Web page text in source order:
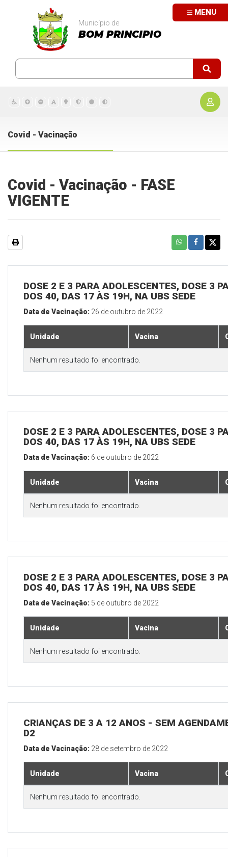
MENU
Município de
BOM PRINCIPIO
Covid - Vacinação
Covid - Vacinação - FASE
VIGENTE
DOSE 2 E 3 PARA ADOLESCENTES, DOSE 3
DOS 40, DAS 17 ÀS 19H, NA UBS SEDE
Data de Vacinação: 26 de outubro de 2022
Unidade Vacina
Nenhum resultado foi encontrado.
DOSE 2 E 3 PARA ADOLESCENTES, DOSE 3
DOS 40, DAS 17 ÀS 19H, NA UBS SEDE
Data de Vacinação: 6 de outubro de 2022
Unidade Vacina
Nenhum resultado foi encontrado.
DOSE 2 E 3 PARA ADOLESCENTES, DOSE 3
DOS 40, DAS 17 ÀS 19H, NA UBS SEDE
Data de Vacinação: 5 de outubro de 2022
Unidade Vacina
Nenhum resultado foi encontrado.
CRIANÇAS DE 3 A 12 ANOS - SEM
D2
Data de Vacinação: 28 de setembro de 2022
Unidade Vacina
Nenhum resultado foi encontrado.